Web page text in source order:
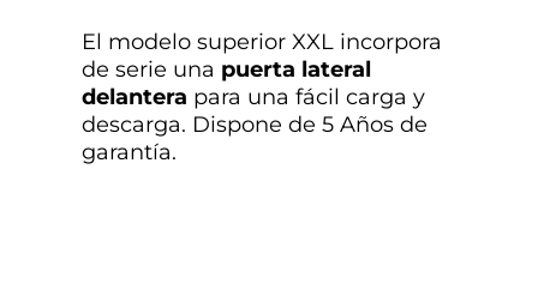
El modelo superior XXL incorpora
de serie una puerta lateral
delantera para una fácil carga y
descarga. Dispone de 5 Años de
garantía.